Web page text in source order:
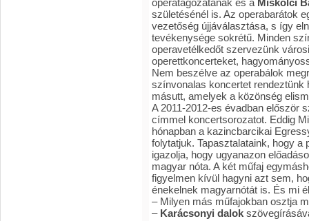
operatagozatának és a Miskolci
születésénél is. Az operabarátok
vezetőség újjáválasztása, s így
tevékenysége sokrétű. Minden
operavetélkedőt szervezünk
operettkoncerteket,
Nem beszélve az operabálok
színvonalas koncertet
másutt, amelyek a közönség
A 2011-2012-es évadban először
címmel koncertsorozatot. Eddig
hónapban a kazincbarcikai
folytatjuk. Tapasztalataink, hogy
igazolja, hogy ugyanazon
magyar nóta. A két műfaj
figyelmen kívül hagyni azt sem,
énekelnek magyarnótát is. És mi
– Milyen más műfajokban osztja
– Karácsonyi dalok